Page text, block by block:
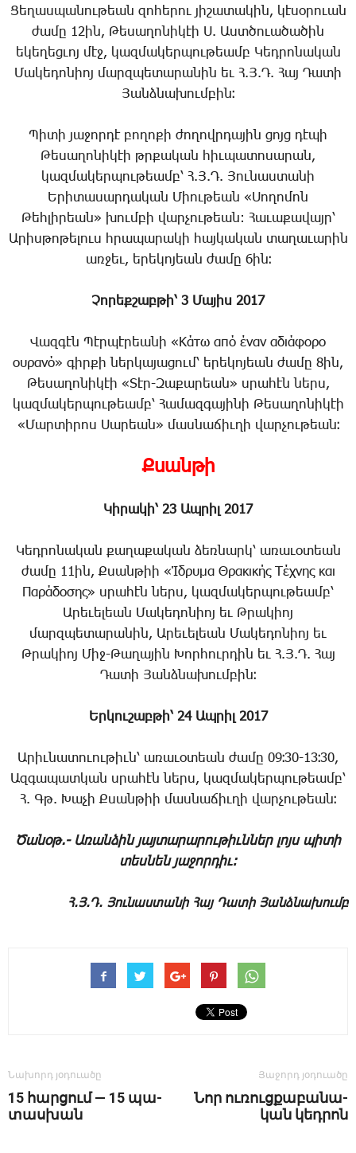
Ցեղասպանութեան զոհերու յիշատակին, կէսօրուան
ժամը 12ին, Թեսաղոնիկէի Ս. Աստծուածածին
եկեղեցւոյ մէջ, կազմակերպութեամբ Կեդրոնական
Մակեդոնիոյ մարզպետարանին եւ Հ.Յ.Դ. Հայ Դատի
Յանձնախումբին։
Պիտի յաջորդէ բողոքի ժողովրդային ցոյց դէպի
Թեսաղոնիկէի թրքական հիւպատոսարան,
կազմակերպութեամբ՝ Հ.Յ.Դ. Յունաստանի
Երիտասարդական Միութեան «Սողոմոն
Թեհլիրեան» խումբի վարչութեան: Հաւաքավայր՝
Արիսթոթելուս հրապարակի հայկական տաղաւարին
առջեւ, երեկոյեան ժամը 6ին։
Չորեքշաբթի՝ 3 Մայիս 2017
Վազգէն Պէրպէրեանի «Κάτω από έναν αδιάφορο
ουρανό» գիրքի ներկայացում՝ երեկոյեան ժամը 8ին,
Թեսաղոնիկէի «Տէր-Զաքարեան» սրահէն ներս,
կազմակերպութեամբ՝ Համազգայինի Թեսաղոնիկէի
«Մարտիրոս Սարեան» մասնաճիւղի վարչութեան։
Քսանթի
Կիրակի՝ 23 Ապրիլ 2017
Կեդրոնական քաղաքական ձեռնարկ՝ առաւօտեան
ժամը 11ին, Քսանթիի «Ίδρυμα Θρακικής Τέχνης και
Παράδοσης» սրահէն ներս, կազմակերպութեամբ՝
Արեւելեան Մակեդոնիոյ եւ Թրակիոյ
մարզպետարանին, Արեւելեան Մակեդոնիոյ եւ
Թրակիոյ Միջ-Թաղային Խորհուրդին եւ Հ.Յ.Դ. Հայ
Դատի Յանձնախումբին։
Երկուշաբթի՝ 24 Ապրիլ 2017
Արիւնատուութիւն՝ առաւօտեան ժամը 09։30-13։30,
Ազգապատկան սրահէն ներս, կազմակերպութեամբ՝
Հ. Գթ. Խաչի Քսանթիի մասնաճիւղի վարչութեան։
Ծանօթ.- Առանձին յայտարարութիւններ լոյս պիտի
տեսնեն յաջորդիւ:
Հ.Յ.Դ. Յունաստանի Հայ Դատի Յանձնախումբ
Նախորդ յօդուածը
15 հար­ցում — 15 պա­
տաս­խան
Յաջորդ յօդուածը
Նո­ր ու­ռուց­քա­բա­նա­
կան կեդ­րոն